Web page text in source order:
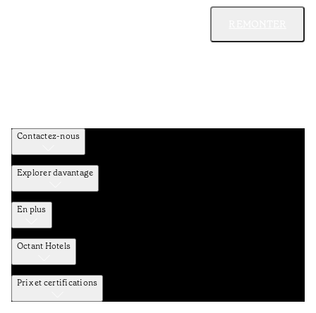
Contactez-nous
Explorer davantage
En plus
Octant Hotels
Prix et certifications